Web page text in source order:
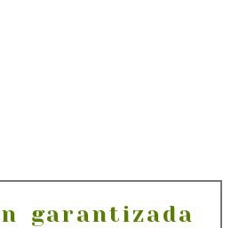
garantizada